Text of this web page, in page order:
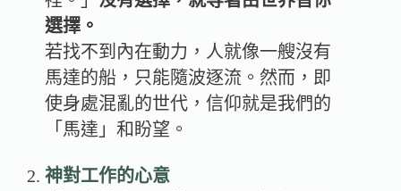
選擇。
若找不到內在動力，人就像一艘沒有
馬達的船，只能隨波逐流。然而，即
使身處混亂的世代，信仰就是我們的
「馬達」和盼望。
神對工作的心意